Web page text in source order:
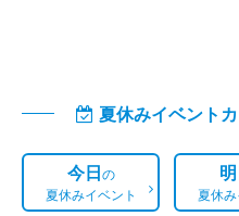
夏休みイベント
今日の
夏休みイベント
夏休み